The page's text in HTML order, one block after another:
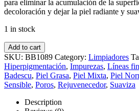
para eliminar la acumulación de la
decoloración y dejar la piel radiante y
1 in stock
Glycolic
Foaming
Cleanser
quantity
Add to cart
SKU: BB1089 Category: Limpiadores
Hiperpigmentación, Impurezas, Líneas
Badescu, Piel Grasa, Piel Mixta, Piel
Sensible, Poros, Rejuvenecedor, Suaviza
Description